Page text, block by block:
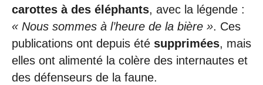
carottes à des éléphants, avec la légende :
« Nous sommes à l’heure de la bière ». Ces
publications ont depuis été supprimées, mais
elles ont alimenté la colère des internautes et
des défenseurs de la faune.